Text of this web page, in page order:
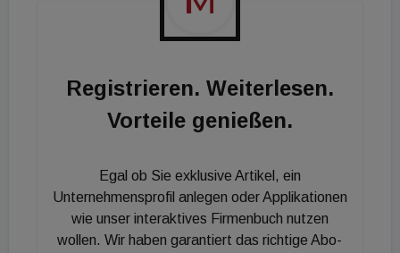
exklusive und teuerste Wohnlage in Düsseldorf“,
sagt Jerome Grudda, Head of Land Investment
der Transaktion exklusiv beratend und vermittelnd
für den Verkäufer tätig.
Registrieren. Weiterlesen.
Vorteile genießen.
Egal ob Sie exklusive Artikel, ein
Unternehmensprofil anlegen oder Applikationen
wie unser interaktives Firmenbuch nutzen
wollen. Wir haben garantiert das richtige Abo-